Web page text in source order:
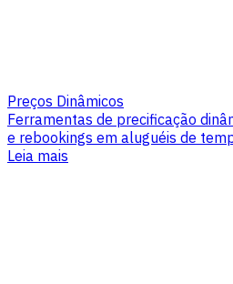
Preços Dinâmicos
Ferramentas de precificação
e rebookings em aluguéis de
Leia mais